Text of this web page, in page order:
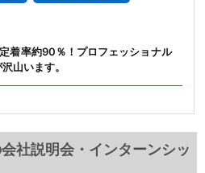
着率約90％！プロフェッショナル
山います。
社説明会・インターンシッ